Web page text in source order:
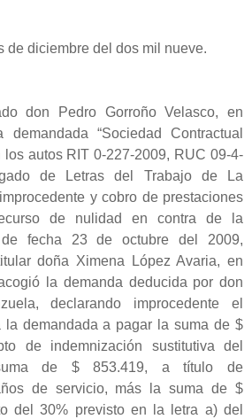
de diciembre del dos mil nueve.
don Pedro Gorroño Velasco, en
“Sociedad Contractual
los autos RIT 0-227-2009, RUC 09-4-
de Letras del Trabajo de La
y cobro de prestaciones
de nulidad en contra de la
de fecha 23 de octubre del 2009,
doña Ximena López Avaria, en
la demanda deducida por don
declarando improcedente el
la demandada a pagar la suma de $
de indemnización sustitutiva del
de $ 853.419, a título de
de servicio, más la suma de $
del 30% previsto en la letra a) del